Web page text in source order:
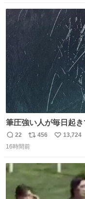
ト
数
数
筆圧強い人が毎日起
とこうなる。 異
返
信
22
リ
ポ
ト
456
い
数
13,724
16時間前